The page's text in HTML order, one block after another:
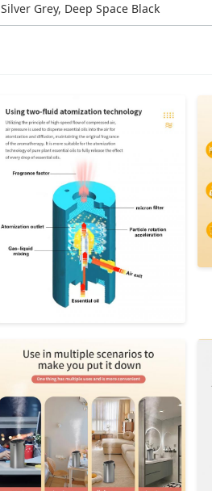
Silver Grey, Deep Space Black